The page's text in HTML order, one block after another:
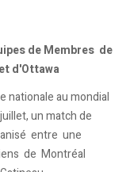
de Membres de
d'Ottawa
nationale au mondial
un match de
entre une
de Montréal